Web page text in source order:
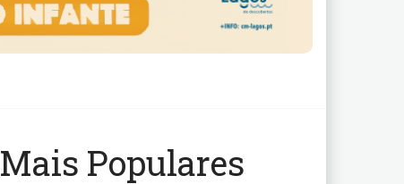
Mais Populares